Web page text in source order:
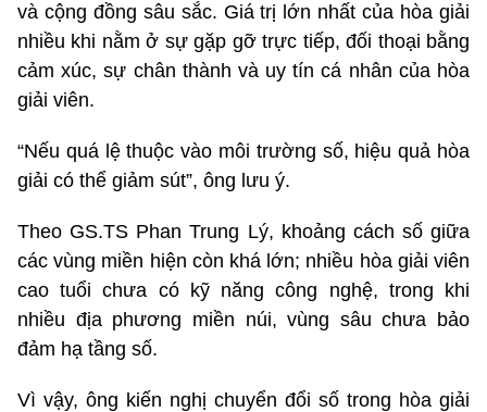
và cộng đồng sâu sắc. Giá trị lớn nhất của hòa giải
nhiều khi nằm ở sự gặp gỡ trực tiếp, đối thoại bằng
cảm xúc, sự chân thành và uy tín cá nhân của hòa
giải viên.
“Nếu quá lệ thuộc vào môi trường số, hiệu quả hòa
giải có thể giảm sút”, ông lưu ý.
Theo GS.TS Phan Trung Lý, khoảng cách số giữa
các vùng miền hiện còn khá lớn; nhiều hòa giải viên
cao tuổi chưa có kỹ năng công nghệ, trong khi
nhiều địa phương miền núi, vùng sâu chưa bảo
đảm hạ tầng số.
Vì vậy, ông kiến nghị chuyển đổi số trong hòa giải